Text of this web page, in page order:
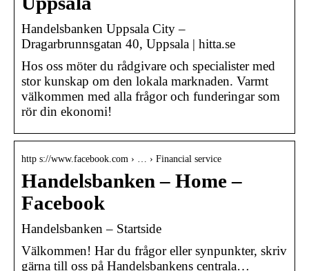
Handelsbanken Uppsala City –
Dragarbrunnsgatan 40, Uppsala | hitta.se
Hos oss möter du rådgivare och specialister med
stor kunskap om den lokala marknaden. Varmt
välkommen med alla frågor och funderingar som
rör din ekonomi!
http s://www.facebook.com › … › Financial service
Handelsbanken – Home –
Facebook
Handelsbanken – Startside
Välkommen! Har du frågor eller synpunkter, skriv
gärna till oss på Handelsbankens centrala…